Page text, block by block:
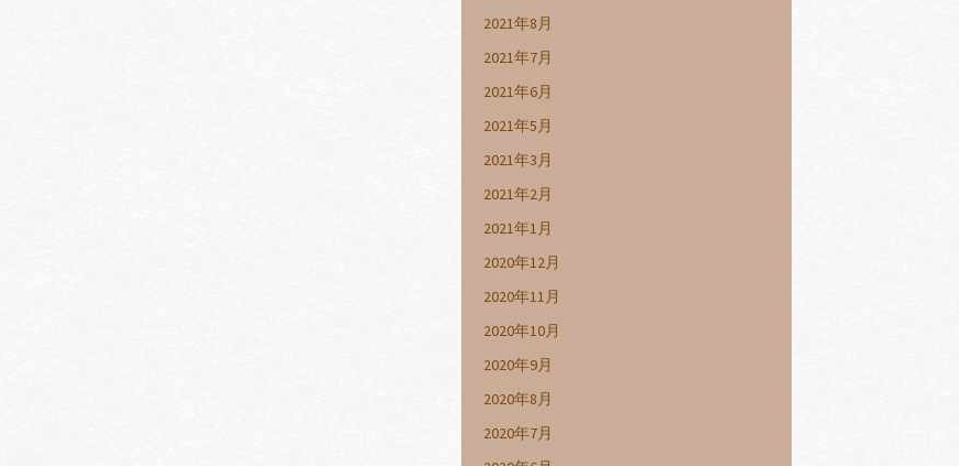
2021年8月
2021年7月
2021年6月
2021年5月
2021年3月
2021年2月
2021年1月
2020年12月
2020年11月
2020年10月
2020年9月
2020年8月
2020年7月